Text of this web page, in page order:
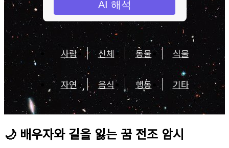
AI 해석
사람 신체 동물 식물
자연 음식 행동 기타
🌙 배우자와 길을 잃는 꿈 전조 암시